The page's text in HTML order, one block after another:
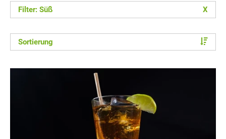
Filter: Süß X
Sortierung